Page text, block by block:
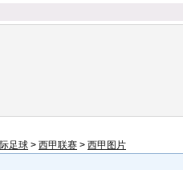
足球 > 西甲联赛 > 西甲图片